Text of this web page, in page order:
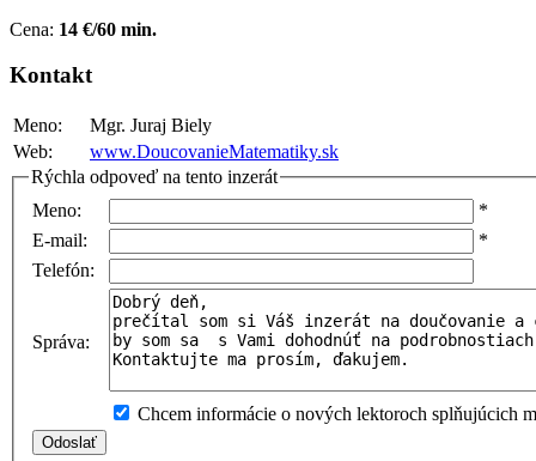
Cena: 14 €/60 min.
Kontakt
Meno:
Mgr. Juraj Biely
Web:
www.DoucovanieMatematiky.sk
Rýchla odpoveď na tento inzerát
Meno:
*
E-mail:
*
Telefón:
Správa:
Chcem informácie o nových lektoroch splňujúcich